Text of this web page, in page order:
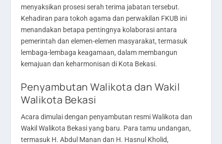
menyaksikan prosesi serah terima jabatan tersebut.
Kehadiran para tokoh agama dan perwakilan FKUB ini
menandakan betapa pentingnya kolaborasi antara
pemerintah dan elemen-elemen masyarakat, termasuk
lembaga-lembaga keagamaan, dalam membangun
kemajuan dan keharmonisan di Kota Bekasi.
Penyambutan Walikota dan Wakil
Walikota Bekasi
Acara dimulai dengan penyambutan resmi Walikota dan
Wakil Walikota Bekasi yang baru. Para tamu undangan,
termasuk H. Abdul Manan dan H. Hasnul Kholid,